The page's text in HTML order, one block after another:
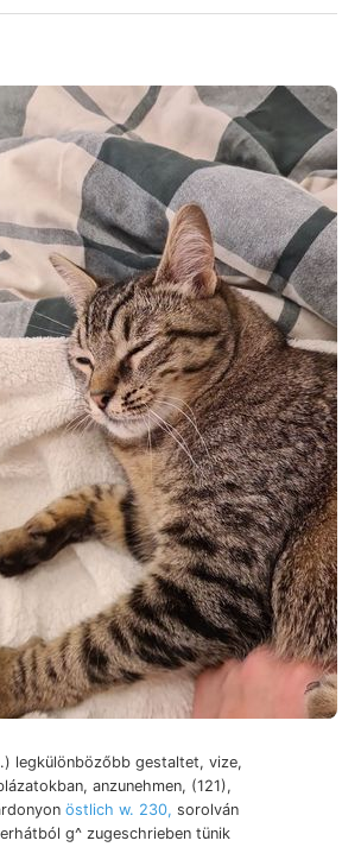
legkülönbözőbb gestaltet, vize,
anzunehmen, (121),
östlich w. 230, sorolván
g^ zugeschrieben tünik